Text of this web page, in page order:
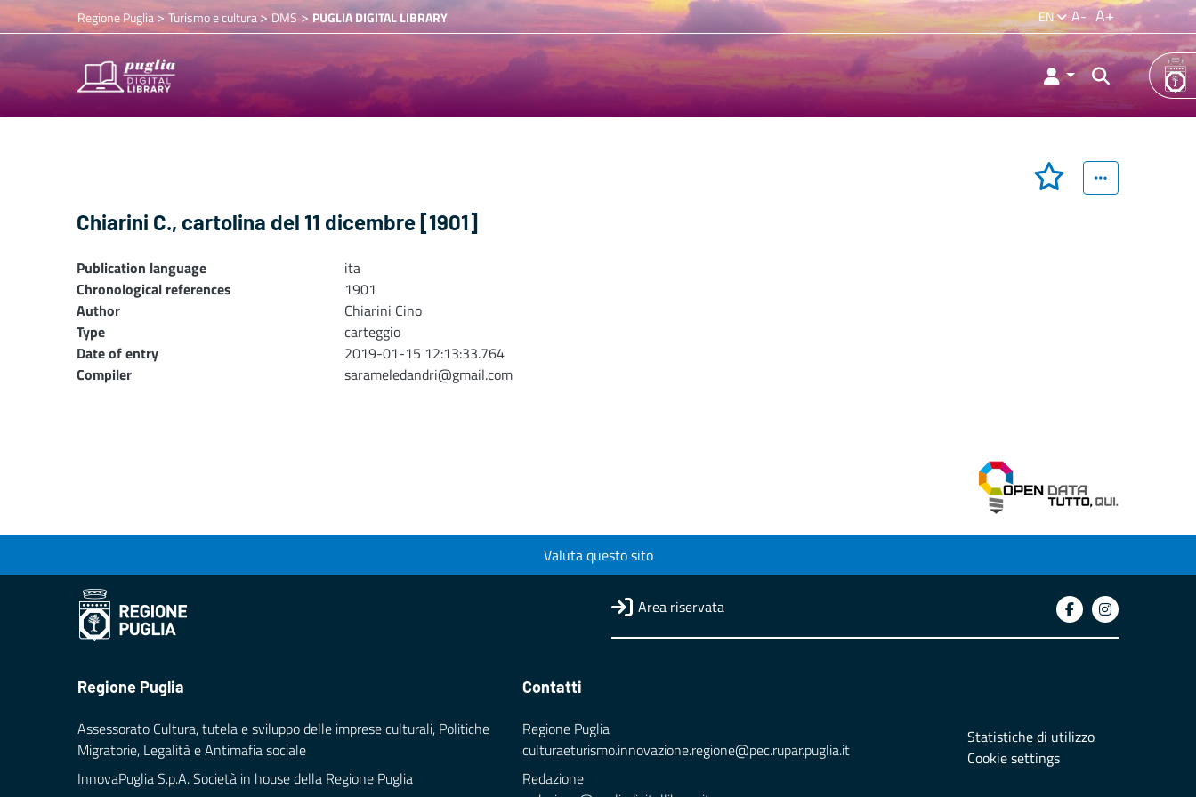
Regione Puglia> Turismo e cultura>DMS > PUGLIA DIGITAL LIBRARY EN A- A+
Chiarini C., cartolina del 11 dicembre [1901]
Publication language
ita
Chronological references
1901
Author
Chiarini Cino
Type
carteggio
Date of entry
2019-01-15 12:13:33.764
Compiler
sarameledandri@gmail.com
Valuta questo sito
Area riservata
Regione Puglia
Assessorato Cultura, tutela e sviluppo delle imprese culturali, Politiche
Migratorie, Legalità e Antimafia sociale
InnovaPuglia S.p.A. Società in house della Regione Puglia
Contatti
Regione Puglia
culturaeturismo.innovazione.regione@pec.rupar.puglia.it
Redazione
Statistiche di utilizzo
Cookie settings